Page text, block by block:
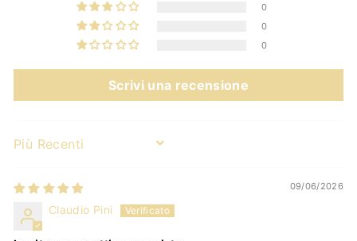
0
0
0
Scrivi una recensione
Sort by
09/06/2026
Claudio Pini